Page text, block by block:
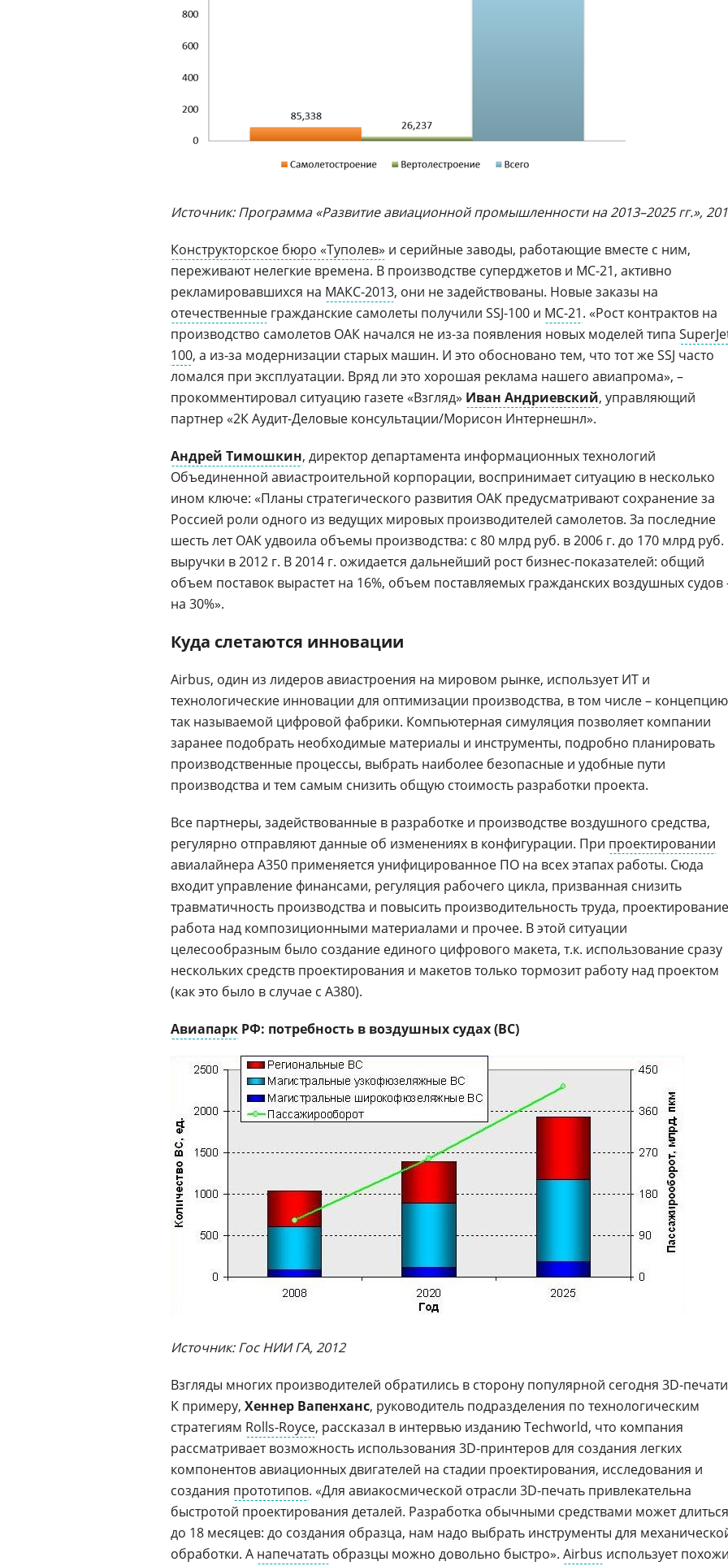
Источник: Программа «Развитие авиационной промышленности на 2013–2025 гг.»,
Конструкторское бюро «Туполев» и серийные заводы, работающие вместе с ним,
переживают нелегкие времена. В производстве суперджетов и МС-21, активно
рекламировавшихся на МАКС-2013, они не задействованы. Новые заказы на
отечественные гражданские самолеты получили SSJ-100 и МС-21. «Рост контрактов на
производство самолетов ОАК начался не из-за появления новых моделей типа
100, а из-за модернизации старых машин. И это обосновано тем, что тот же SSJ часто
ломался при эксплуатации. Вряд ли это хорошая реклама нашего авиапрома», –
прокомментировал ситуацию газете «Взгляд» Иван Андриевский, управляющий
партнер «2К Аудит-Деловые консультации/Морисон Интернешнл».
Андрей Тимошкин, директор департамента информационных технологий
Объединенной авиастроительной корпорации, воспринимает ситуацию в несколько
ином ключе: «Планы стратегического развития ОАК предусматривают сохранение за
Россией роли одного из ведущих мировых производителей самолетов. За последние
шесть лет ОАК удвоила объемы производства: с 80 млрд руб. в 2006 г. до 170 млрд руб.
выручки в 2012 г. В 2014 г. ожидается дальнейший рост бизнес-показателей: общий
объем поставок вырастет на 16%, объем поставляемых гражданских воздушных судов
на 30%».
Куда слетаются инновации
Airbus, один из лидеров авиастроения на мировом рынке, использует ИТ и
технологические инновации для оптимизации производства, в том числе – концепцию
так называемой цифровой фабрики. Компьютерная симуляция позволяет компании
заранее подобрать необходимые материалы и инструменты, подробно планировать
производственные процессы, выбрать наиболее безопасные и удобные пути
производства и тем самым снизить общую стоимость разработки проекта.
Все партнеры, задействованные в разработке и производстве воздушного средства,
регулярно отправляют данные об изменениях в конфигурации. При проектировании
авиалайнера А350 применяется унифицированное ПО на всех этапах работы. Сюда
входит управление финансами, регуляция рабочего цикла, призванная снизить
травматичность производства и повысить производительность труда,
работа над композиционными материалами и прочее. В этой ситуации
целесообразным было создание единого цифрового макета, т.к. использование сразу
нескольких средств проектирования и макетов только тормозит работу над проектом
(как это было в случае с А380).
Авиапарк РФ: потребность в воздушных судах (ВС)
Источник: Гос НИИ ГА, 2012
Взгляды многих производителей обратились в сторону популярной сегодня 3D-
К примеру, Хеннер Вапенханс, руководитель подразделения по технологическим
стратегиям Rolls-Royce, рассказал в интервью изданию Techworld, что компания
рассматривает возможность использования 3D-принтеров для создания легких
компонентов авиационных двигателей на стадии проектирования, исследования и
создания прототипов. «Для авиакосмической отрасли 3D-печать привлекательна
быстротой проектирования деталей. Разработка обычными средствами может длиться
до 18 месяцев: до создания образца, нам надо выбрать инструменты для
обработки. А напечатать образцы можно довольно быстро». Airbus использует